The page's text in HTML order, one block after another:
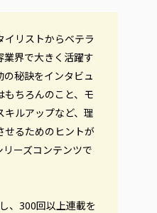
リストからベテラ
業界で大きく活躍す
秘訣をインタビュ
もちろんのこと、モ
キルアップなど、理
せるためのヒントが
ーズコンテンツで
、300回以上連載を